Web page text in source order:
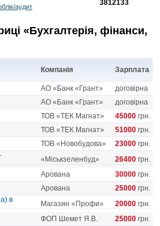
аудит
3812133
«Бухгалтерія, фінанси,
Компанія Зарплата
АО «Банк «Грант»
договірна
АО «Банк «Грант»
договірна
ТОВ «ТЕК Магнат» 45000 грн.
ТОВ «ТЕК Магнат» 51000 грн.
ТОВ «Новобудова» 23000 грн.
«Міськзеленбуд» 26400 грн.
Арована 30000 грн.
Арована 25000 грн.
в
Магазин «Профи» 20000 грн.
ФОП Шемет Я.В. 25000 грн.